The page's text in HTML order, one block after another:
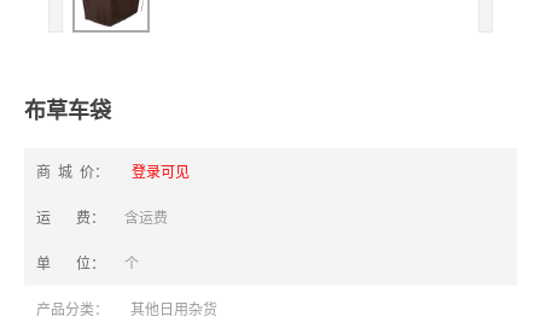
布草车袋
商 城 价： 登录可见
运 费： 含运费
单 位： 个
产品分类： 其他日用杂货